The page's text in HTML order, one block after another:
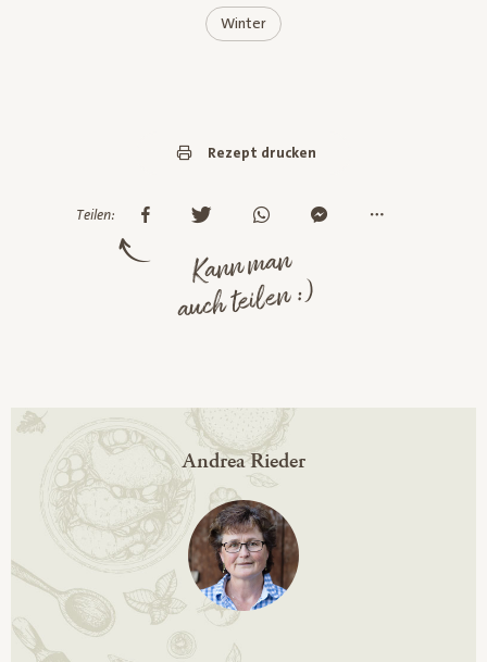
Winter
Rezept drucken
Teilen:
Kann man
auch teilen :)
Andrea Rieder